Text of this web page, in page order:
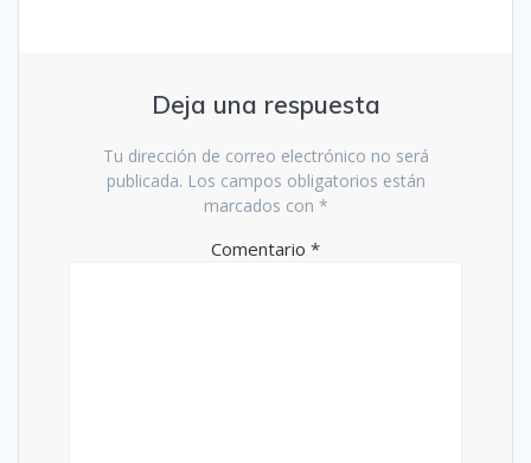
Deja una respuesta
Tu dirección de correo electrónico no será
publicada. Los campos obligatorios están
marcados con *
Comentario *